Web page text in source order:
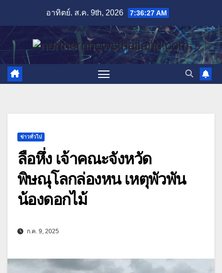
content
อาทิตย์. ส.ค. 9th, 2026 7:36:28 AM
ข่าวทั่วไป
ลือหึ่ง เจ้าคณะจังหวัด
พิษณุโลกล่องหน เหตุพัวพัน
น้องดอกไม้
ก.ค. 9, 2025